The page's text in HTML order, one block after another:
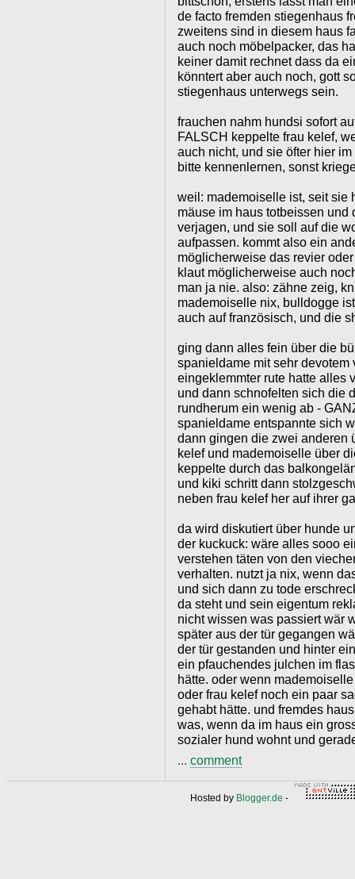
de facto fremden stiegenhaus
zweitens sind in diesem haus
auch noch möbelpacker, das
keiner damit rechnet dass da
könntert aber auch noch, gott
stiegenhaus unterwegs sein.
frauchen nahm hundsi sofort
FALSCH keppelte frau kelef,
auch nicht, und sie öfter hier
bitte kennenlernen, sonst
weil: mademoiselle ist, seit sie
mäuse im haus totbeissen und
verjagen, und sie soll auf die
aufpassen. kommt also ein
möglicherweise das revier
klaut möglicherweise auch
man ja nie. also: zähne zeig,
mademoiselle nix, bulldogge
auch auf französisch, und die
ging dann alles fein über die
spanieldame mit sehr
eingeklemmter rute hatte alles
und dann schnofelten sich die
rundherum ein wenig ab -
spanieldame entspannte sich
dann gingen die zwei anderen
kelef und mademoiselle über
keppelte durch das
und kiki schritt dann
neben frau kelef her auf ihrer
da wird diskutiert über hunde
der kuckuck: wäre alles sooo
verstehen täten von den
verhalten. nutzt ja nix, wenn
und sich dann zu tode
da steht und sein eigentum
nicht wissen was passiert wär
später aus der tür gegangen
der tür gestanden und hinter
ein pfauchendes julchen im
hätte. oder wenn
oder frau kelef noch ein paar
gehabt hätte. und fremdes
was, wenn da im haus ein
sozialer hund wohnt und
... comment
Hosted by Blogger.de -